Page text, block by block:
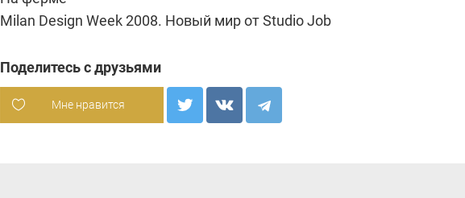
Milan Design Week 2008. Новый мир от Studio Job
Поделитесь с друзьями
Мне нравится